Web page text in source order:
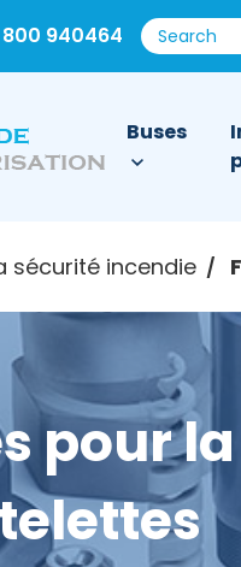
940464
Buses
sécurité incendie /
pour